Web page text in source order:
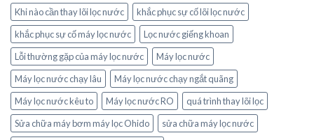
Khi nào cần thay lõi lọc nước
khắc phục sự cố lõi lọc nước
khắc phục sự cố máy lọc nước
Lọc nước giếng khoan
Lỗi thường gặp của máy lọc nước
Máy lọc nước
Máy lọc nước chạy lâu
Máy lọc nước chạy ngắt quãng
Máy lọc nước kêu to
Máy lọc nước RO
quá trình thay lõi lọc
Sửa chữa máy bơm máy lọc Ohido
sửa chữa máy lọc nước